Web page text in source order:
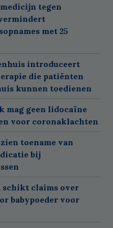
tegen
met 25
introduceert
die patiënten
kunnen toedienen
mag geen lidocaïne
voor coronaklachten
toename van
bij
schikt claims over
babypoeder voor